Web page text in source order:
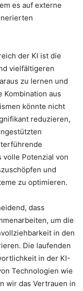
es auf externe
der KI ist die
vielfältigeren
zu lernen und
Kombination aus
könnte nicht
reduzieren,
volle Potenzial von
und
zu optimieren.
dass
um die
in den
Die laufenden
in der KI-
Technologien wie
wir das Vertrauen in